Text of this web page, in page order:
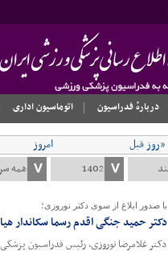
دربارهٔ فدراسیون اتوماسیون اداری
«روز قبل امروز
با صدور ابلاغ از سوی دکتر نوروزی؛
دکتر حمید جنگی اقدم رسما سکاندار
دکتر غلامرضا نوروزی، رئیس فدراسیون